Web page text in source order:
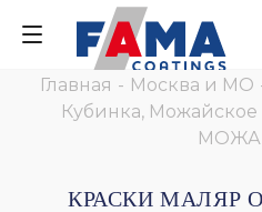
Главная - Москва и МО
Кубинка,
КРАСКИ МАЛЯР